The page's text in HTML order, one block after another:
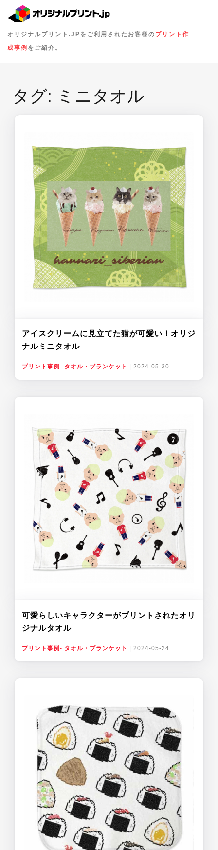
オリジナルプリント.JPをご利用されたお客様の プリント作
成事例 をご紹介。
タグ: ミニタオル
アイスクリームに見立てた猫が可愛い！オリジ
ナルミニタオル
プリント事例- タオル・ブランケット 2024-05-30
可愛らしいキャラクターがプリントされたオリ
ジナルタオル
プリント事例- タオル・ブランケット 2024-05-24